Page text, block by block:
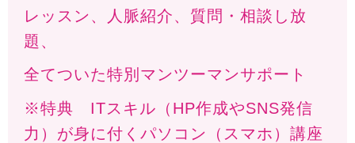
レッスン、人脈紹介、質問・相談し放
題、
全てついた特別マンツーマンサポート
※特典 ITスキル（HP作成やSNS発信
力）が身に付くパソコン（スマホ）講座